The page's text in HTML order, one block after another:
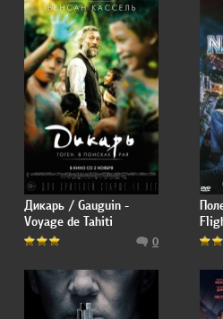
Дикарь / Gauguin -
Voyage de Tahiti
0